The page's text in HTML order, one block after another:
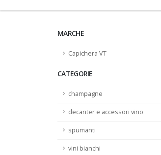
MARCHE
Capichera VT
CATEGORIE
champagne
decanter e accessori vino
spumanti
vini bianchi